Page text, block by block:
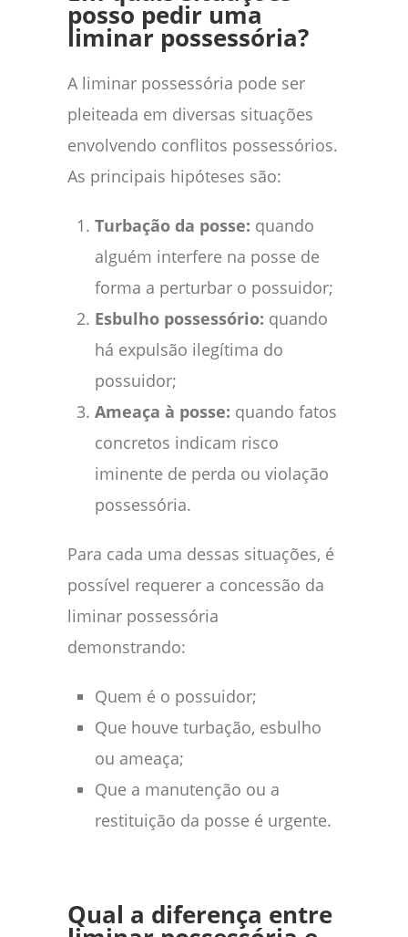
posso pedir uma
liminar possessória?
A liminar possessória pode ser
pleiteada em diversas situações
envolvendo conflitos possessórios.
As principais hipóteses são:
Turbação da posse: quando
alguém interfere na posse de
forma a perturbar o possuidor;
Esbulho possessório: quando
há expulsão ilegítima do
possuidor;
Ameaça à posse: quando fatos
concretos indicam risco
iminente de perda ou violação
possessória.
Para cada uma dessas situações, é
possível requerer a concessão da
liminar possessória
demonstrando:
Quem é o possuidor;
Que houve turbação, esbulho
ou ameaça;
Que a manutenção ou a
restituição da posse é urgente.
Qual a diferença entre